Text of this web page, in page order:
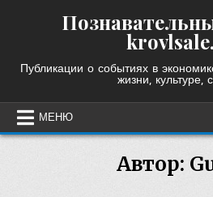
Публикации о событиях в
жизни, культуре,
МЕНЮ
Автор: